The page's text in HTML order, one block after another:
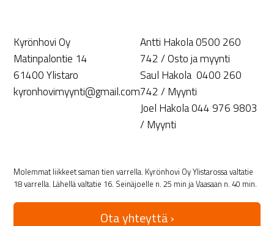
Kyrönhovi Oy
Matinpalontie 14
61400 Ylistaro
kyronhovimyynti@gmail.com
Antti Hakola 0500 260
742 / Osto ja myynti
Saul Hakola 0400 260
742 / Myynti
Joel Hakola 044 976 9803
/ Myynti
Molemmat liikkeet saman tien varrella. Kyrönhovi Oy Ylistarossa valtatie
18 varrella. Lähellä valtatie 16. Seinäjoelle n. 25 min ja Vaasaan n. 40 min.
Ota yhteyttä ›